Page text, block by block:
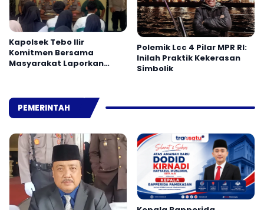
Kapolsek Tebo Ilir
Komitmen Bersama
Masyarakat Laporkan
Polemik Lcc 4 Pilar MPR RI:
Inilah Praktik Kekerasan
Simbolik
PEMERINTAH